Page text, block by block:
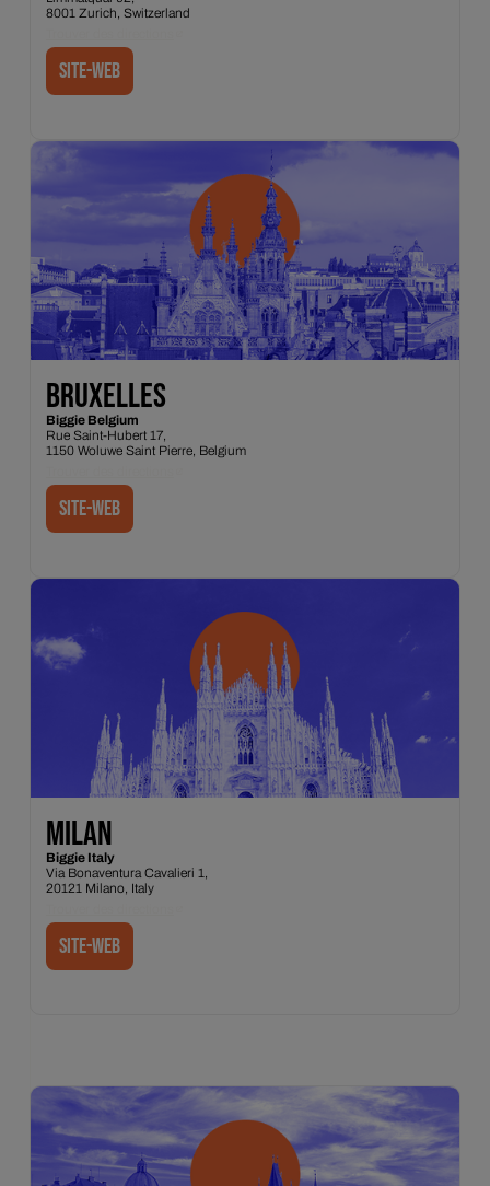
8001 Zurich, Switzerland
site-web
BRUXELLES
Biggie Belgium
Rue Saint-Hubert 17,
1150 Woluwe Saint Pierre, Belgium
Site-web
MILAN
Biggie Italy
Via Bonaventura Cavalieri 1,
20121 Milano, Italy
Site-web